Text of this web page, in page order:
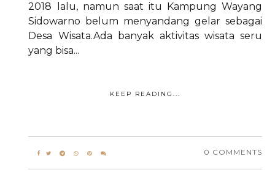
2018 lalu, namun saat itu Kampung Wayang
Sidowarno belum menyandang gelar sebagai
Desa Wisata.Ada banyak aktivitas wisata seru
yang bisa...
KEEP READING...
0 COMMENTS